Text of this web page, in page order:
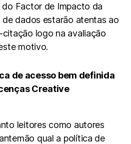
Factor de Impacto da
de dados estarão atentas ao
logo na avaliação
motivo.
de acesso bem definida
Creative
leitores como autores
qual a política de